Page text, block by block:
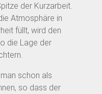
der Kurzarbeit.
Atmosphäre in
füllt, wird den
die Lage der
schon als
so dass der